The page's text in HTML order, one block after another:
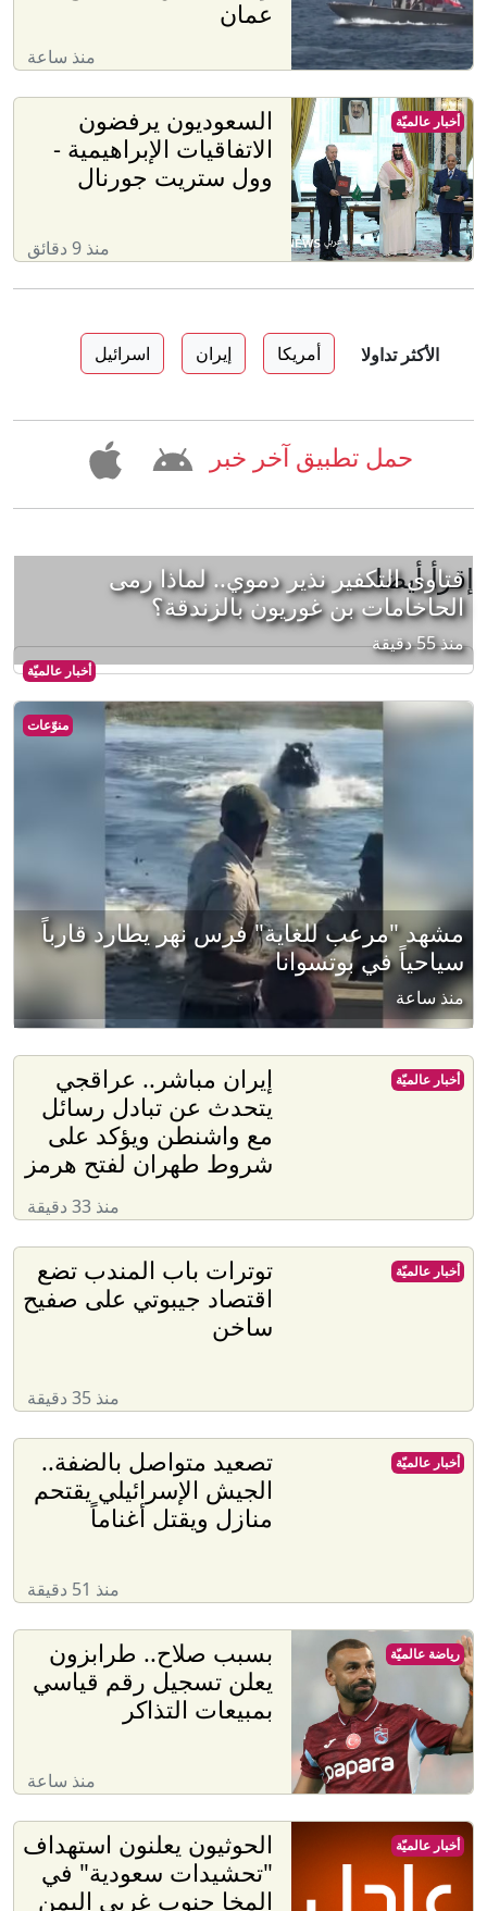
عمان
منذ ساعة
السعوديون يرفضون
الاتفاقيات الإبراهيمية -
وول ستريت جورنال
منذ 9 دقائق
أخبار عالميّة
الأكثر تداولا أمريكا إيران اسرائيل
حمل تطبيق آخر خبر
إقرأ أيضا
أخبار عالميّة
فتاوى التكفير نذير دموي.. لماذا رمى
الحاخامات بن غوريون بالزندقة؟
منذ 55 دقيقة
منوّعات
مشهد "مرعب للغاية" فرس نهر يطارد قارباً
سياحياً في بوتسوانا
منذ ساعة
إيران مباشر.. عراقجي
يتحدث عن تبادل رسائل
مع واشنطن ويؤكد على
شروط طهران لفتح هرمز
منذ 33 دقيقة
أخبار عالميّة
توترات باب المندب تضع
اقتصاد جيبوتي على صفيح
ساخن
منذ 35 دقيقة
أخبار عالميّة
تصعيد متواصل بالضفة..
الجيش الإسرائيلي يقتحم
منازل ويقتل أغناماً
منذ 51 دقيقة
أخبار عالميّة
بسبب صلاح.. طرابزون
يعلن تسجيل رقم قياسي
بمبيعات التذاكر
منذ ساعة
رياضة عالميّة
الحوثيون يعلنون استهداف
"تحشيدات سعودية" في
المخا جنوب غربي اليمن
أخبار عالميّة